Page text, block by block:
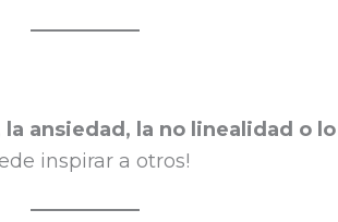
la ansiedad, la no linealidad o
inspirar a otros!